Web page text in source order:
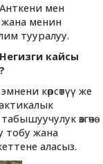
мен
жана менин
тууралуу.
кайсы
көрсөтүү же
өзгөчө
тобу жана
аласыз.